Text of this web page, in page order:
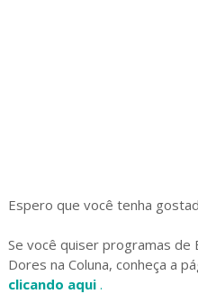
Espero que você tenha
Se você quiser programas de
Dores na Coluna, conheça a
clicando aqui .